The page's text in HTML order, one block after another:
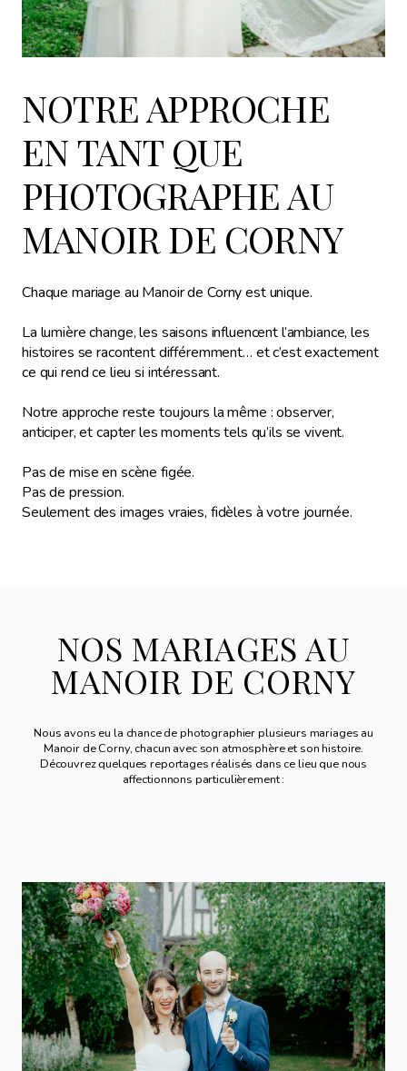
NOTRE APPROCHE
EN TANT QUE
PHOTOGRAPHE AU
MANOIR DE CORNY
Chaque mariage au Manoir de Corny est unique.
La lumière change, les saisons influencent l’ambiance, les
histoires se racontent différemment… et c’est exactement
ce qui rend ce lieu si intéressant.
Notre approche reste toujours la même : observer,
anticiper, et capter les moments tels qu’ils se vivent.
Pas de mise en scène figée.
Pas de pression.
Seulement des images vraies, fidèles à votre journée.
NOS MARIAGES AU
MANOIR DE CORNY
Nous avons eu la chance de photographier plusieurs mariages au
Manoir de Corny, chacun avec son atmosphère et son histoire.
Découvrez quelques reportages réalisés dans ce lieu que nous
affectionnons particulièrement :